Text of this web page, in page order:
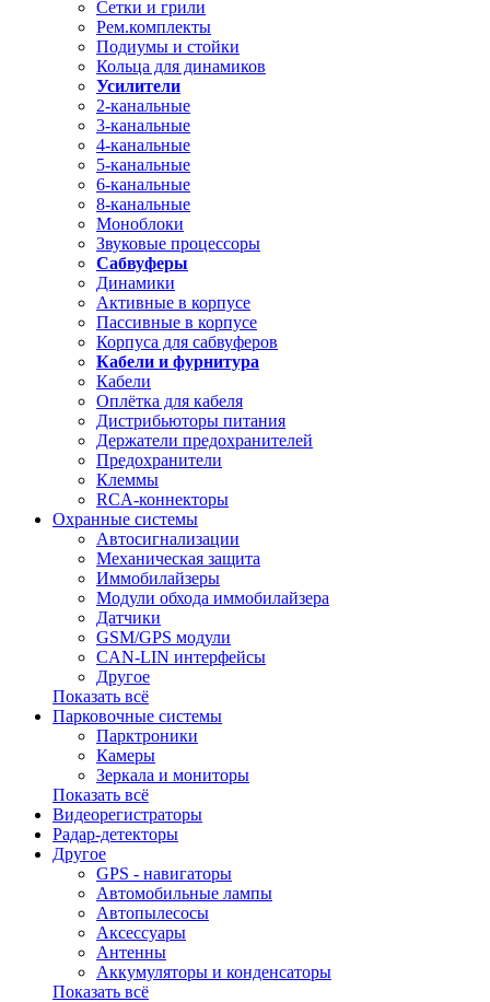
Сетки и грили
Рем.комплекты
Подиумы и стойки
Кольца для динамиков
Усилители
2-канальные
3-канальные
4-канальные
5-канальные
6-канальные
8-канальные
Моноблоки
Звуковые процессоры
Сабвуферы
Динамики
Активные в корпусе
Пассивные в корпусе
Корпуса для сабвуферов
Кабели и фурнитура
Кабели
Оплётка для кабеля
Дистрибьюторы питания
Держатели предохранителей
Предохранители
Клеммы
RCA-коннекторы
Охранные системы
Автосигнализации
Механическая защита
Иммобилайзеры
Модули обхода иммобилайзера
Датчики
GSM/GPS модули
CAN-LIN интерфейсы
Другое
Показать всё
Парковочные системы
Парктроники
Камеры
Зеркала и мониторы
Показать всё
Видеорегистраторы
Радар-детекторы
Другое
GPS - навигаторы
Автомобильные лампы
Автопылесосы
Аксессуары
Антенны
Аккумуляторы и конденсаторы
Показать всё